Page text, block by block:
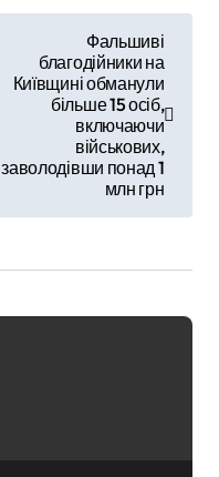
Фальшиві
благодійники на
Київщині обманули
більше 15 осіб,
включаючи
військових,
заволодівши понад 1
млн грн